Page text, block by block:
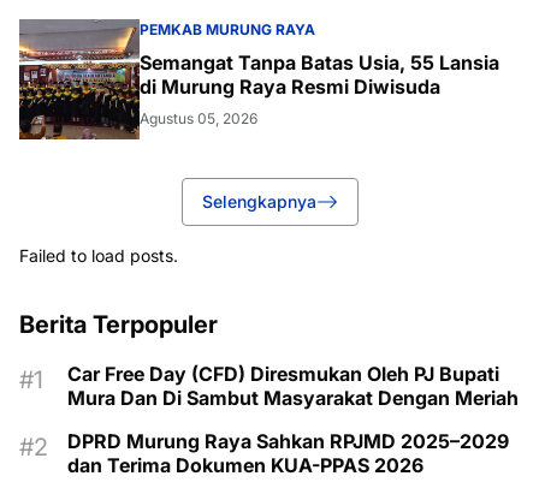
PEMKAB MURUNG RAYA
Semangat Tanpa Batas Usia, 55 Lansia
di Murung Raya Resmi Diwisuda
Agustus 05, 2026
Selengkapnya
Failed to load posts.
Berita Terpopuler
Car Free Day (CFD) Diresmukan Oleh PJ Bupati
Mura Dan Di Sambut Masyarakat Dengan Meriah
DPRD Murung Raya Sahkan RPJMD 2025–2029
dan Terima Dokumen KUA-PPAS 2026